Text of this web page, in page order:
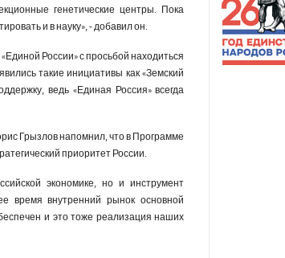
генетические центры. Пока
и в науку», - добавил он.
России» с просьбой находиться
такие инициативы как «Земский
ведь «Единая Россия» всегда
Грызлов напомнил, что в Программе
приоритет России.
экономике, но и инструмент
время внутренний рынок основной
и это тоже реализация наших